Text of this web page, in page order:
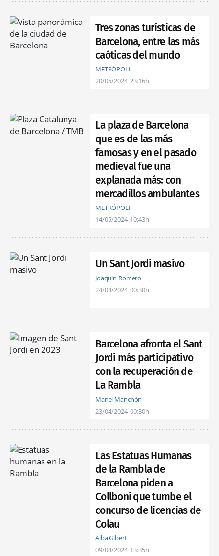
Tres zonas turísticas de
Barcelona, entre las más
caóticas del mundo
METRÓPOLI
20/05/2024 23:16h
La plaza de Barcelona
que es de las más
famosas y en el pasado
medieval fue una
explanada más: con
mercadillos ambulantes
METRÓPOLI
14/05/2024 10:43h
Un Sant Jordi masivo
Joaquín Romero
24/04/2024 00:30h
Barcelona afronta el Sant
Jordi más participativo
con la recuperación de
La Rambla
Manel Manchón
23/04/2024 00:30h
Las Estatuas Humanas
de la Rambla de
Barcelona piden a
Collboni que tumbe el
concurso de licencias de
Colau
Alba Gibert
09/04/2024 13:35h